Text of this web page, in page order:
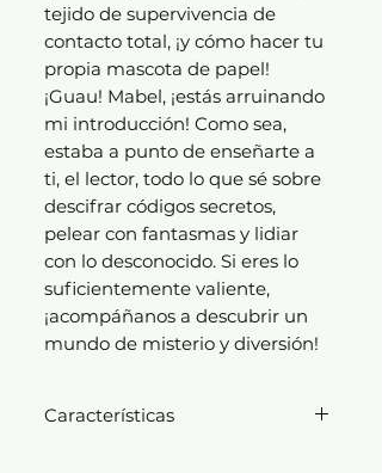
tejido de supervivencia de
contacto total, ¡y cómo hacer tu
propia mascota de papel!
¡Guau! Mabel, ¡estás arruinando
mi introducción! Como sea,
estaba a punto de enseñarte a
ti, el lector, todo lo que sé sobre
descifrar códigos secretos,
pelear con fantasmas y lidiar
con lo desconocido. Si eres lo
suficientemente valiente,
¡acompáñanos a descubrir un
mundo de misterio y diversión!
Características